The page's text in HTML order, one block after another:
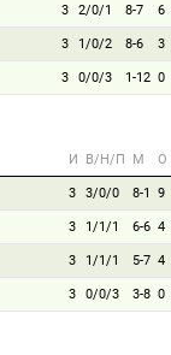
3 2/0/1 8-7 6
3 1/0/2 8-6 3
3 0/0/3 1-12 0
И В/Н/П М О
3 3/0/0 8-1 9
3 1/1/1 6-6 4
3 1/1/1 5-7 4
3 0/0/3 3-8 0